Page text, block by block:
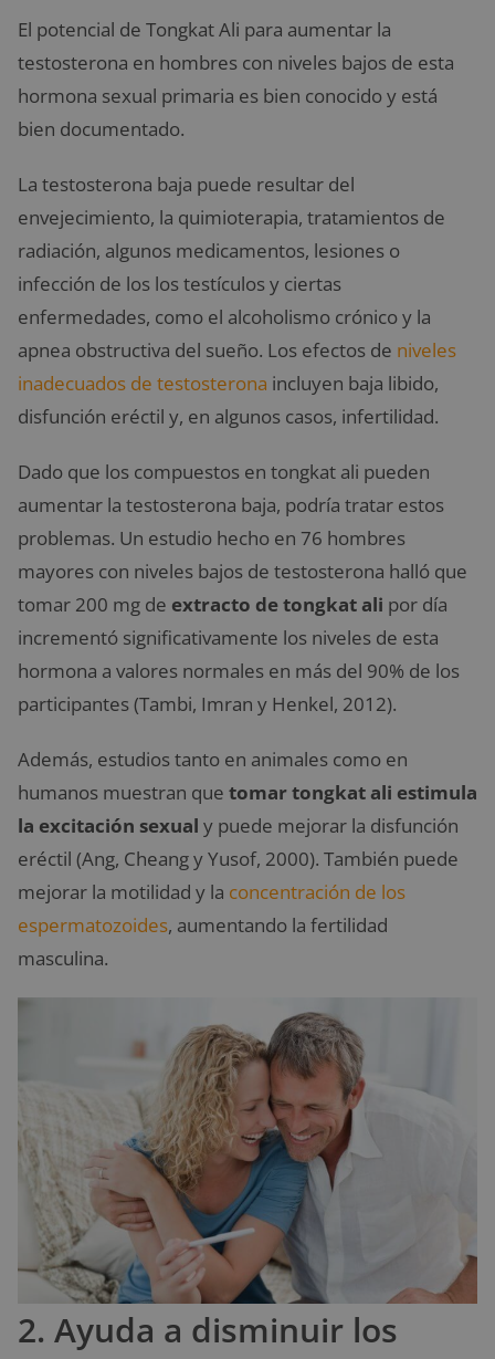
El potencial de Tongkat Ali para aumentar la
testosterona en hombres con niveles bajos de esta
hormona sexual primaria es bien conocido y está
bien documentado.
La testosterona baja puede resultar del
envejecimiento, la quimioterapia, tratamientos de
radiación, algunos medicamentos, lesiones o
infección de los los testículos y ciertas
enfermedades, como el alcoholismo crónico y la
apnea obstructiva del sueño. Los efectos de niveles
inadecuados de testosterona incluyen baja libido,
disfunción eréctil y, en algunos casos, infertilidad.
Dado que los compuestos en tongkat ali pueden
aumentar la testosterona baja, podría tratar estos
problemas. Un estudio hecho en 76 hombres
mayores con niveles bajos de testosterona halló que
tomar 200 mg de extracto de tongkat ali por día
incrementó significativamente los niveles de esta
hormona a valores normales en más del 90% de los
participantes (Tambi, Imran y Henkel, 2012).
Además, estudios tanto en animales como en
humanos muestran que tomar tongkat ali estimula
la excitación sexual y puede mejorar la disfunción
eréctil (Ang, Cheang y Yusof, 2000). También puede
mejorar la motilidad y la concentración de los
espermatozoides, aumentando la fertilidad
masculina.
2. Ayuda a disminuir los